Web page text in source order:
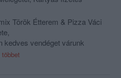
Török Étterem & Pizza Váci
kedves vendéget várunk